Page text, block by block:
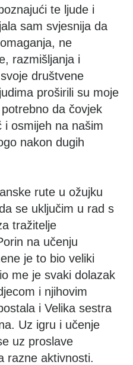
te ljude i
sam svjesnija da
ne
razmišljanja i
društvene
proširili su moje
da čovjek
i osmijeh na našim
nakon dugih
rute u ožujku
se uključim u rad s
tražitelje
na učenju
je to bio veliki
me je svaki dolazak
i njihovim
i Velika sestra
Uz igru i učenje
uz proslave
razne aktivnosti.